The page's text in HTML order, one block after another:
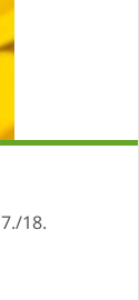
18.